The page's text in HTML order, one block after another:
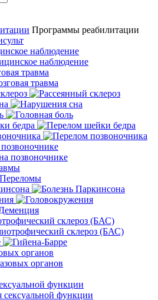
Программы реабилитации
наблюдение
травма
бедра
склероз (БАС)
органов
функции